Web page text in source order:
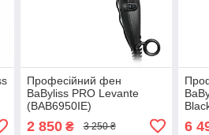
Професійний фен
BaByliss PRO Levante
(BAB6950IE)
2 850₴ 3 250 ₴ 6